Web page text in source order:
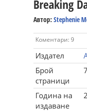
Breaking
Автор: Stephenie
Коментари: 9
Издател
Брой
страници
Година на
издаване